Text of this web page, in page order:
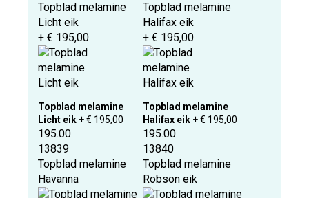
Topblad melamine
Licht eik
+ € 195,00
Topblad melamine
Licht eik + € 195,00
Topblad melamine
Halifax eik
+ € 195,00
Topblad melamine
Halifax eik + € 195,00
195.00
13839
Topblad melamine
Havanna
195.00
13840
Topblad melamine
Robson eik